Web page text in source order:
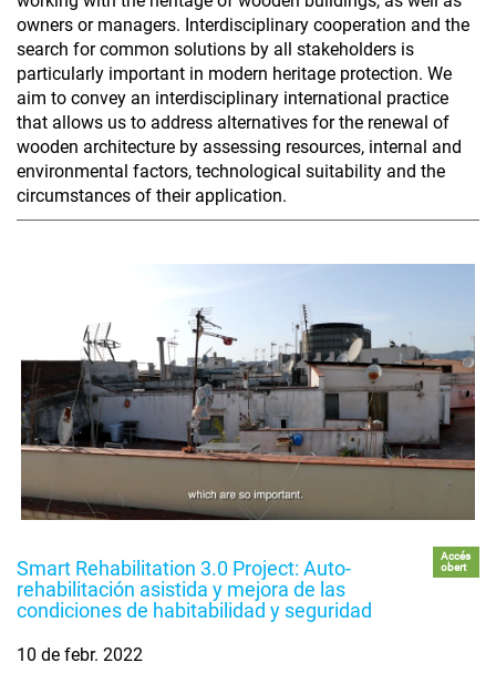
owners or managers. Interdisciplinary cooperation and the
search for common solutions by all stakeholders is
particularly important in modern heritage protection. We
aim to convey an interdisciplinary international practice
that allows us to address alternatives for the renewal of
wooden architecture by assessing resources, internal and
environmental factors, technological suitability and the
circumstances of their application.
Smart Rehabilitation 3.0 Project: Auto-
rehabilitación asistida y mejora de las
condiciones de habitabilidad y seguridad
Accés
obert
10 de febr. 2022